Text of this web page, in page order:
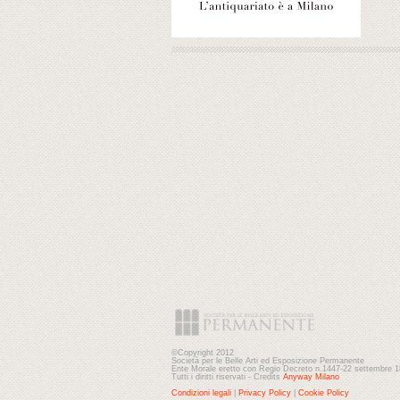
©Copyright 2012
Società per le Belle Arti ed Esposizione Permanente
Ente Morale eretto con Regio Decreto n.1447-22 settembre
Tutti i diritti riservati - Credits Anyway Milano
Condizioni legali
Privacy Policy Cookie Policy